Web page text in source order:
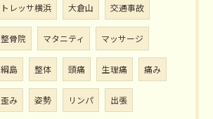
トレッサ横浜 大倉山 交通事故
整骨院 マタニティ マッサージ
綱島 整体 頭痛 生理痛 痛み
歪み 姿勢 リンパ 出張